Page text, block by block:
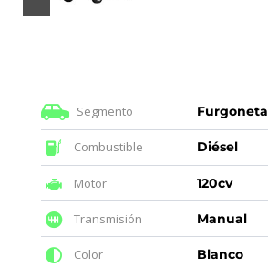
Segmento Furgoneta
Combustible Diésel
Motor 120cv
Transmisión Manual
Color Blanco